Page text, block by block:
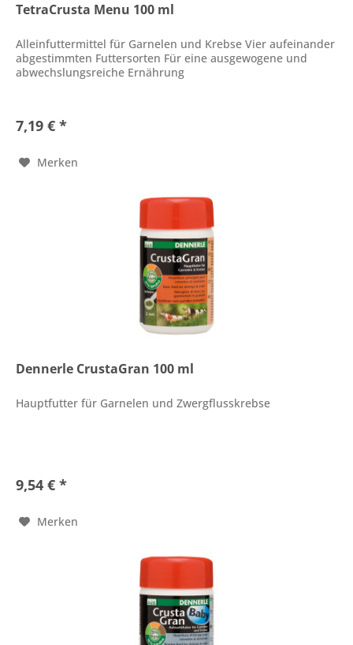
TetraCrusta Menu 100 ml
Alleinfuttermittel für Garnelen und Krebse Vier aufeinander
abgestimmten Futtersorten Für eine ausgewogene und
abwechslungsreiche Ernährung
7,19 € *
Merken
Dennerle CrustaGran 100 ml
Hauptfutter für Garnelen und Zwergflusskrebse
9,54 € *
Merken